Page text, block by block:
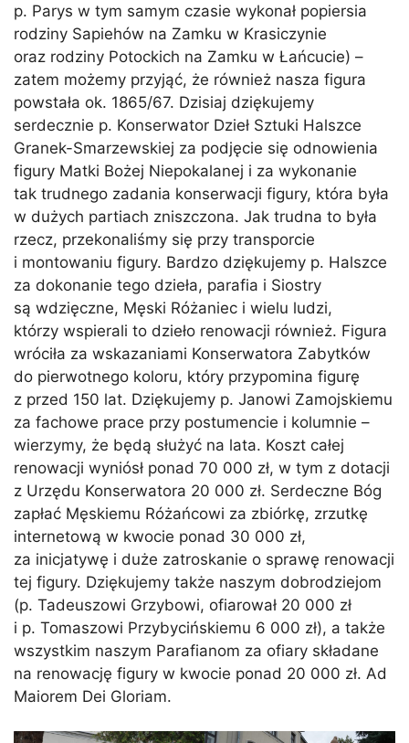
p. Parys w tym samym czasie wykonał popiersia
rodziny Sapiehów na Zamku w Krasiczynie
oraz rodziny Potockich na Zamku w Łańcucie) –
zatem możemy przyjąć, że również nasza figura
powstała ok. 1865/67. Dzisiaj dziękujemy
serdecznie p. Konserwator Dzieł Sztuki Halszce
Granek-Smarzewskiej za podjęcie się odnowienia
figury Matki Bożej Niepokalanej i za wykonanie
tak trudnego zadania konserwacji figury, która była
w dużych partiach zniszczona. Jak trudna to była
rzecz, przekonaliśmy się przy transporcie
i montowaniu figury. Bardzo dziękujemy p. Halszce
za dokonanie tego dzieła, parafia i Siostry
są wdzięczne, Męski Różaniec i wielu ludzi,
którzy wspierali to dzieło renowacji również. Figura
wróciła za wskazaniami Konserwatora Zabytków
do pierwotnego koloru, który przypomina figurę
z przed 150 lat. Dziękujemy p. Janowi Zamojskiemu
za fachowe prace przy postumencie i kolumnie –
wierzymy, że będą służyć na lata. Koszt całej
renowacji wyniósł ponad 70 000 zł, w tym z dotacji
z Urzędu Konserwatora 20 000 zł. Serdeczne Bóg
zapłać Męskiemu Różańcowi za zbiórkę, zrzutkę
internetową w kwocie ponad 30 000 zł,
za inicjatywę i duże zatroskanie o sprawę renowacji
tej figury. Dziękujemy także naszym dobrodziejom
(p. Tadeuszowi Grzybowi, ofiarował 20 000 zł
i p. Tomaszowi Przybycińskiemu 6 000 zł), a także
wszystkim naszym Parafianom za ofiary składane
na renowację figury w kwocie ponad 20 000 zł. Ad
Maiorem Dei Gloriam.